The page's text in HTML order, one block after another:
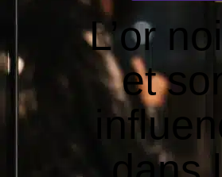
L’or
et son